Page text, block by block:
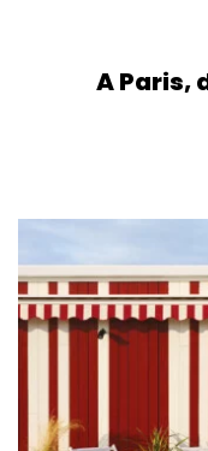
A Paris,